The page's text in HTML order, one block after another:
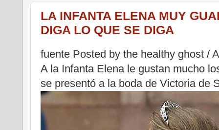
LA INFANTA ELENA MUY
DIGA LO QUE SE DIGA
fuente Posted by the healthy ghost /
A la Infanta Elena le gustan mucho
se presentó a la boda de Victoria de